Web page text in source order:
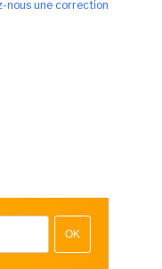
nous une correction
OK